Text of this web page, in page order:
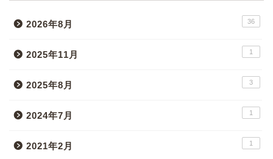
2026年8月 36
2025年11月 1
2025年8月 3
2024年7月 1
2021年2月 1